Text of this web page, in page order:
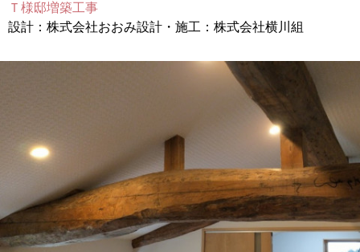
Ｔ様邸増築工事
設計：株式会社おおみ設計・施工：株式会社横川組